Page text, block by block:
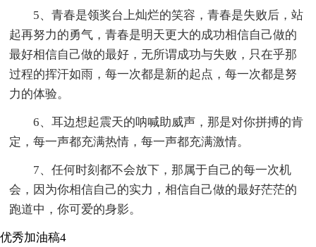
5、青春是领奖台上灿烂的笑容，青春是失败后，站
起再努力的勇气，青春是明天更大的成功相信自己做的
最好相信自己做的最好，无所谓成功与失败，只在乎那
过程的挥汗如雨，每一次都是新的起点，每一次都是努
力的体验。
6、耳边想起震天的呐喊助威声，那是对你拼搏的肯
定，每一声都充满热情，每一声都充满激情。
7、任何时刻都不会放下，那属于自己的每一次机
会，因为你相信自己的实力，相信自己做的最好茫茫的
跑道中，你可爱的身影。
优秀加油稿4